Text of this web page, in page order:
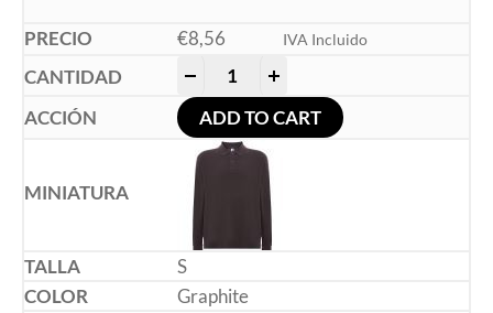
€8,56 IVA Incluido
ADD TO CART
S
Graphite